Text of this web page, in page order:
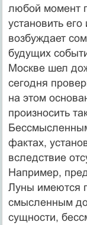
любой момент
установить
возбуждает
будущих
Москве шел
сегодня
на этом
произносить
фактах,
вследствие
Например,
Луны имеются
смысленным
сущности,